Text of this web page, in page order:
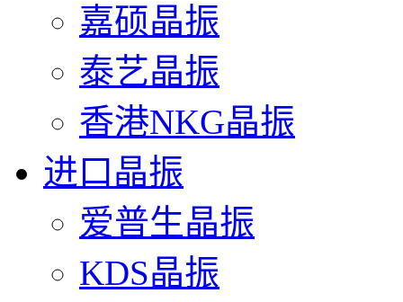
嘉硕晶振
泰艺晶振
香港NKG晶振
进口晶振
爱普生晶振
KDS晶振